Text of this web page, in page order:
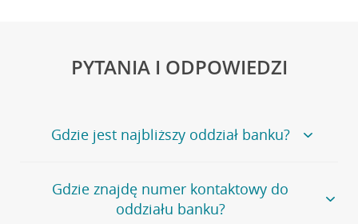
PYTANIA I ODPOWIEDZI
Gdzie jest najbliższy oddział banku?
Jeśli szukasz oddziału naszego banku, zapraszamy na
stronęPlacówki i bankomaty, na której znajduje się
wygodna wyszukiwarka.
Gdzie znajdę numer kontaktowy do
oddziału banku?